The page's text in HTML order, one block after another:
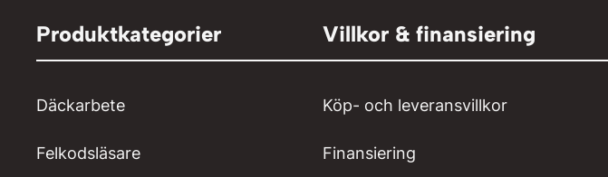
Produktkategorier
Däckarbete
Felkodsläsare
Villkor & finansiering
Köp- och leveransvillkor
Finansiering